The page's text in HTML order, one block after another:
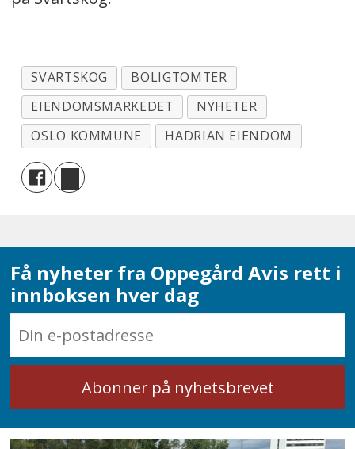
SVARTSKOG
BOLIGTOMTER
EIENDOMSMARKEDET
NYHETER
OSLO KOMMUNE
HADRIAN EIENDOM
Få nyheter fra Oppegård Avis rett i
innboksen hver dag